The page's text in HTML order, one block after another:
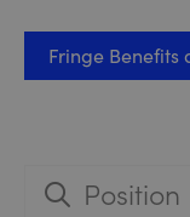
Fringe Benefits